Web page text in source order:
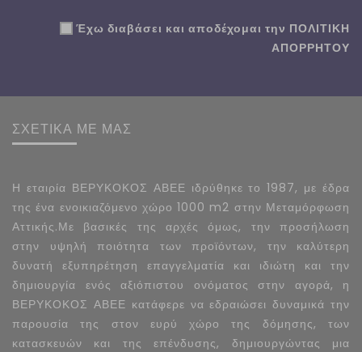
Έχω διαβάσει και αποδέχομαι την ΠΟΛΙΤΙΚΗ
ΑΠΟΡΡΗΤΟΥ
ΣΧΕΤΙΚΑ ΜΕ ΜΑΣ
Η εταιρία ΒΕΡΥΚΟΚΟΣ ΑΒΕΕ ιδρύθηκε το 1987, με έδρα
της ένα ενοικιαζόμενο χώρο 1000 m2 στην Μεταμόρφωση
Αττικής.Με βασικές της αρχές όμως, την προσήλωση
στην υψηλή ποιότητα των προϊόντων, την καλύτερη
δυνατή εξυπηρέτηση επαγγελματία και ιδιώτη και την
δημιουργία ενός αξιόπιστου ονόματος στην αγορά, η
ΒΕΡΥΚΟΚΟΣ ΑΒΕΕ κατάφερε να εδραιώσει δυναμικά την
παρουσία της στον ευρύ χώρο της δόμησης, των
κατασκευών και της επένδυσης, δημιουργώντας μια